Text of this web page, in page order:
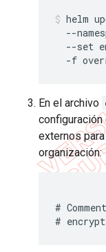
helm
--
--set
-f
En el archivo
externos
organización:
#